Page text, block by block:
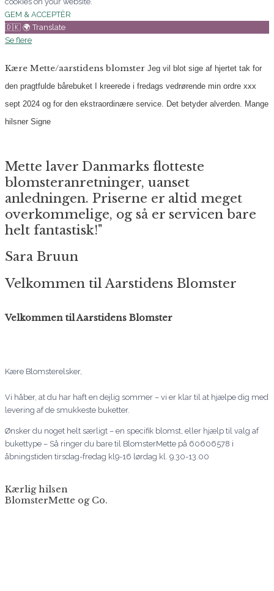
GEM & ACCEPTÈR
🇩🇰 🌍 Translate
Se flere
Kære Mette/aarstidens blomster Jeg vil blot sige af hjertet tak for
den pragtfulde bårebuket I kreerede i fredags vedrørende min ordre xxx
sept 2024 og for den ekstraordinære service. Det betyder alverden. Mange
hilsner Signe
Mette laver Danmarks flotteste
blomsteranretninger, uanset
anledningen. Priserne er altid meget
overkommelige, og så er servicen bare
helt fantastisk!"
Sara Bruun
Velkommen til Aarstidens Blomster
Velkommen til Aarstidens Blomster
Kære Blomsterelsker,
Vi håber, at du har haft en dejlig sommer – vi er klar til at hjælpe dig med
levering af de smukkeste buketter.
Ønsker du noget helt særligt – en specifik blomst, eller hjælp til valg af
bukettype – Så ringer du bare til BlomsterMette på 60606578 i
åbningstiden tirsdag-fredag kl9-16 lørdag kl. 9.30-13.00
Kærlig hilsen
BlomsterMette og Co.